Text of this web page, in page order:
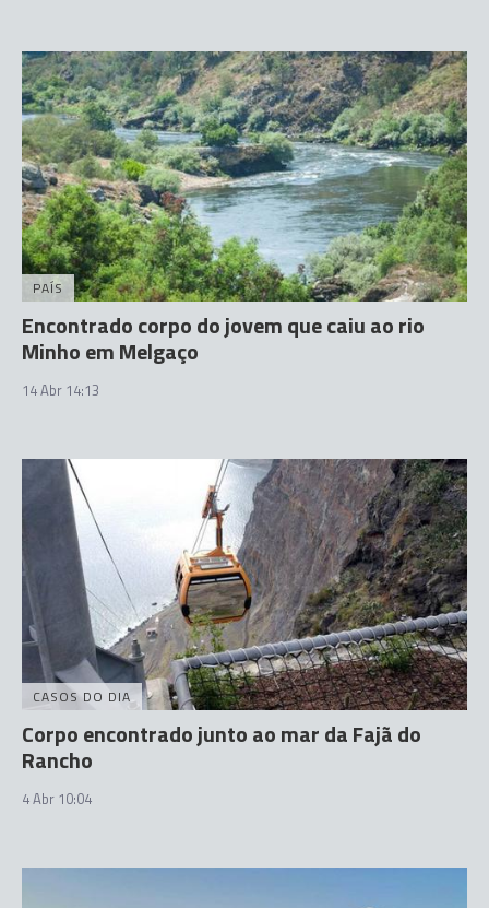
PAÍS
Encontrado corpo do jovem que caiu ao rio
Minho em Melgaço
14 Abr 14:13
CASOS DO DIA
Corpo encontrado junto ao mar da Fajã do
Rancho
4 Abr 10:04